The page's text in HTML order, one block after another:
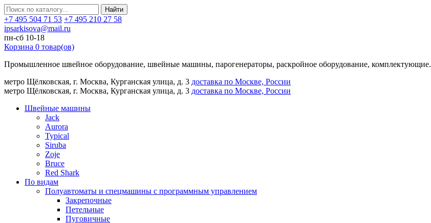
Найти
+7 495 504 71 53 +7 495 210 27 58
ipsarkisova@mail.ru
пн-сб 10-18
Корзина 0 товар(ов)
Промышленное швейное оборудование, швейные машины, парогенераторы, раскройное оборудование, комплектующие.
метро Щёлковская, г. Москва, Курганская улица, д. 3 доставка по Москве, России
метро Щёлковская, г. Москва, Курганская улица, д. 3 доставка по Москве, России
Швейные машины
Jack
Aurora
Typical
Siruba
Zoje
Bruce
Red Shark
По видам
Полуавтоматы и спецмашины с программным управлением
Закрепочные
Петельные
Пуговичные